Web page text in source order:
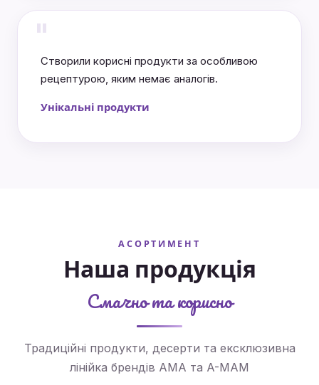
"
Створили корисні продукти за особливою
рецептурою, яким немає аналогів.
Унікальні продукти
АСОРТИМЕНТ
Наша продукція
Смачно та корисно
Традиційні продукти, десерти та ексклюзивна
лінійка брендів AMA та A-MAM
Традиційні
Йогурти та десерти
Ексклюзивні
Профілактичні
Освіжаючі напої